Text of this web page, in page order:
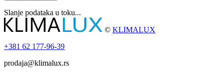
Slanje podataka u toku...
© KLIMALUX
+381 62 177-96-39
prodaja@klimalux.rs